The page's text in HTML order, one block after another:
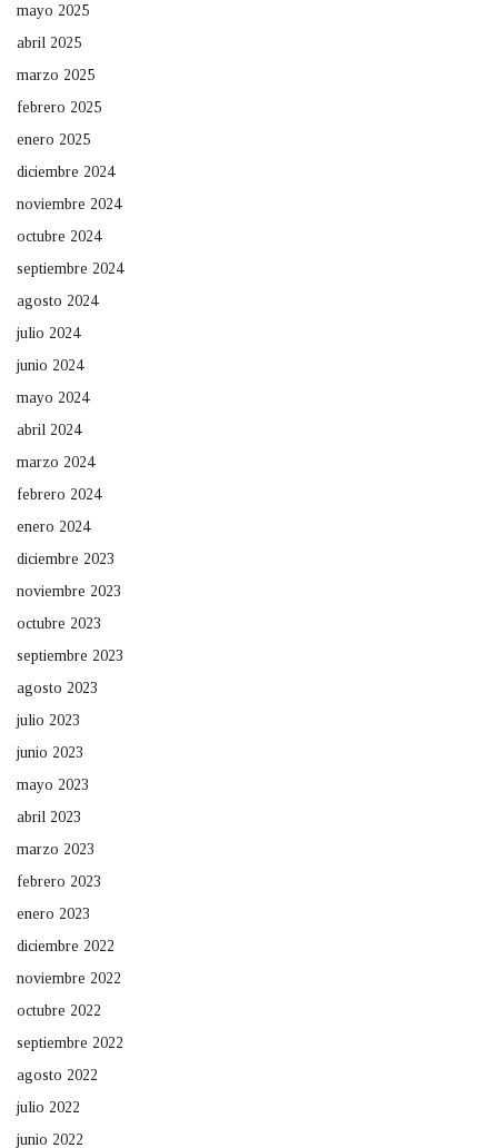
mayo 2025
abril 2025
marzo 2025
febrero 2025
enero 2025
diciembre 2024
noviembre 2024
octubre 2024
septiembre 2024
agosto 2024
julio 2024
junio 2024
mayo 2024
abril 2024
marzo 2024
febrero 2024
enero 2024
diciembre 2023
noviembre 2023
octubre 2023
septiembre 2023
agosto 2023
julio 2023
junio 2023
mayo 2023
abril 2023
marzo 2023
febrero 2023
enero 2023
diciembre 2022
noviembre 2022
octubre 2022
septiembre 2022
agosto 2022
julio 2022
junio 2022